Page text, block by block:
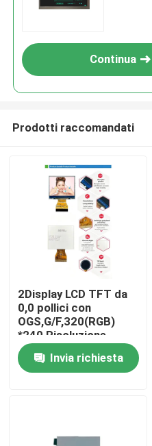
Casa
Video
Continua
Prodotti raccomandati
2Display LCD TFT da
0,0 pollici con
OGS,G/F,320(RGB)
*240 Risoluzione,
Interfaccia RGB a 6
bit, Driving IC ILI9342c
Invia richiesta